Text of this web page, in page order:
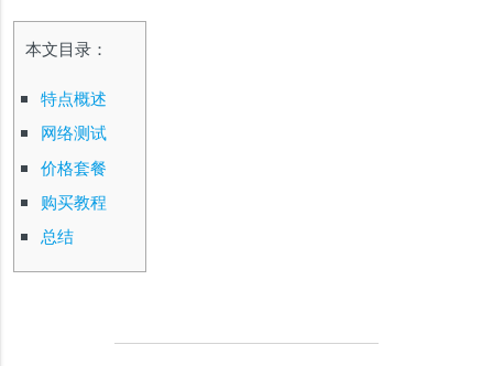
本文目录：
特点概述
网络测试
价格套餐
购买教程
总结